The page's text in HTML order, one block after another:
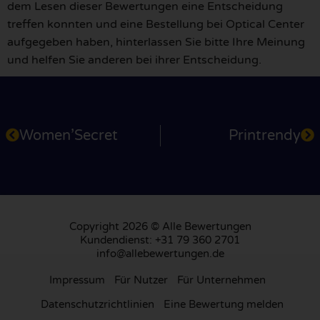
dem Lesen dieser Bewertungen eine Entscheidung
treffen konnten und eine Bestellung bei Optical Center
aufgegeben haben, hinterlassen Sie bitte Ihre Meinung
und helfen Sie anderen bei ihrer Entscheidung.
Women’Secret Printrendy
Copyright 2026 © Alle Bewertungen
Kundendienst: +31 79 360 2701
info@allebewertungen.de
Impressum Für Nutzer
Für Unternehmen
Datenschutzrichtlinien
Eine Bewertung melden